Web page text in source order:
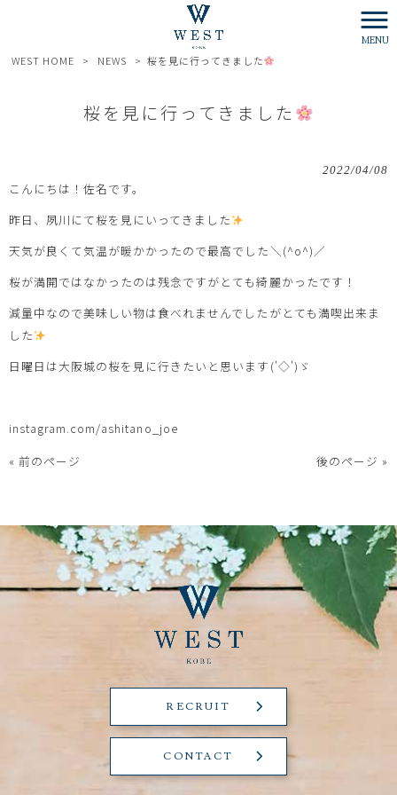
MENU
WEST HOME > NEWS > 桜を見に行ってきました
桜を見に行ってきました
2022/04/08
こんにちは！佐名です。
昨日、夙川にて桜を見にいってきました
天気が良くて気温が暖かかったので最高でした＼(^o^)／
桜が満開ではなかったのは残念ですがとても綺麗かったです！
減量中なので美味しい物は食べれませんでしたがとても満喫出来ま
した
日曜日は大阪城の桜を見に行きたいと思います('◇')ゞ
instagram.com/ashitano_joe
« 前のページ
後のページ »
RECRUIT
CONTACT